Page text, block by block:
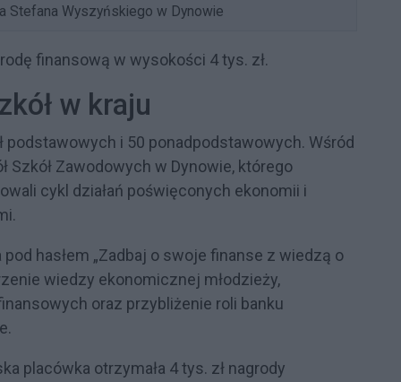
Stefana Wyszyńskiego w Dynowie
finansową w wysokości 4 tys. zł.
w kraju
podstawowych i 50 ponadpodstawowych. Wśród
Szkół Zawodowych w Dynowie, którego
cykl działań poświęconych ekonomii i
hasłem „Zadbaj o swoje finanse z wiedzą o
wiedzy ekonomicznej młodzieży,
oraz przybliżenie roli banku
placówka otrzymała 4 tys. zł nagrody